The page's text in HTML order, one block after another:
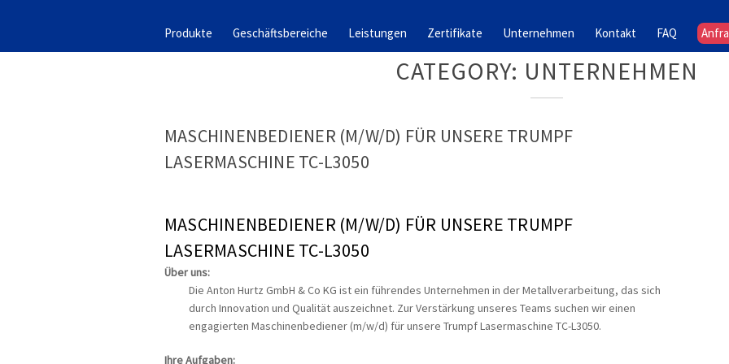
Produkte Geschäftsbereiche Leistungen Zertifikate Unternehmen Kontakt FAQ
CATEGORY: UNTERNEHMEN
MASCHINENBEDIENER (M/W/D) FÜR UNSERE TRUMPF
LASERMASCHINE TC-L3050
MASCHINENBEDIENER (M/W/D) FÜR UNSERE TRUMPF
LASERMASCHINE TC-L3050
Über uns:
Die Anton Hurtz GmbH & Co KG ist ein führendes Unternehmen in der Metallverarbeitung, das sich
durch Innovation und Qualität auszeichnet. Zur Verstärkung unseres Teams suchen wir einen
engagierten Maschinenbediener (m/w/d) für unsere Trumpf Lasermaschine TC-L3050.
Ihre Aufgaben: